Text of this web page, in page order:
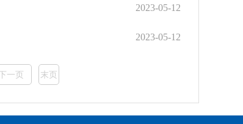
2023-05-12
2023-05-12
下一页 末页